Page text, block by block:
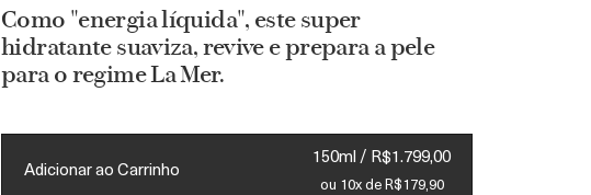
Como "energia líquida", este super
hidratante suaviza, revive e prepara a pele
para o regime La Mer.
Adicionar ao Carrinho
150ml / R$1.799,00
ou 10x de R$179,90